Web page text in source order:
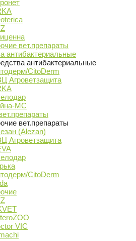
вет.препараты
антибактериальные
антибактериальные
CitoDerm
Агроветзащита
МС
вет.препараты
(Alezan)
Агроветзащита
CitoDerm
VIC